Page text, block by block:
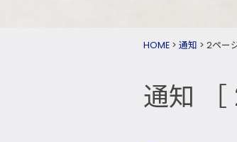
HOME > 通知 > 2ペー
通知